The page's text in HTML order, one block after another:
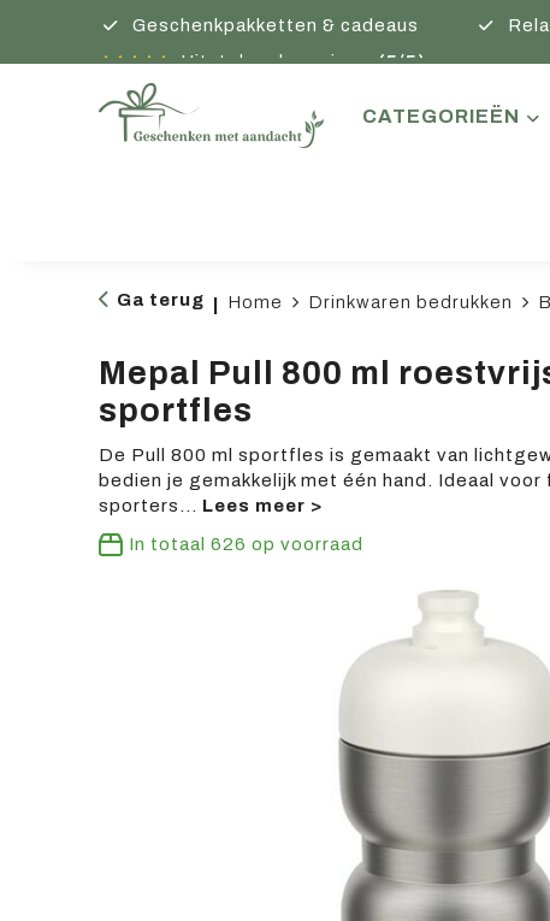
Geschenkpakketten & cadeaus
Uitstekende reviews(5/5)
CATEGORIEËN
Ga terug Home Drinkwaren bedrukken
Mepal Pull 800 ml
sportfles
De Pull 800 ml sportfles is gemaakt van
bedien je gemakkelijk met één hand. Ideaal
sporters
In totaal 626 op voorraad